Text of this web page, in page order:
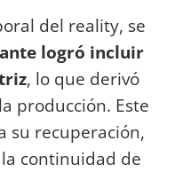
del reality, se
logró incluir
, lo que derivó
producción. Este
su recuperación,
continuidad de